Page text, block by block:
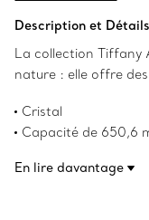
Description et Détails
La collection Tiffany
nature : elle offre
Tiffany & Co. au 19e
vin rouge est
Agencez-les à des
Cristal
Capacité de 650,6
Numéro de
En lire davantage